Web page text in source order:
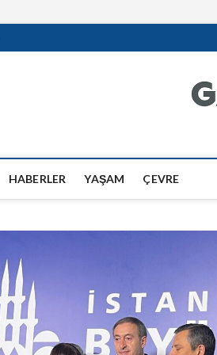
HABERLER YAŞAM ÇEVRE